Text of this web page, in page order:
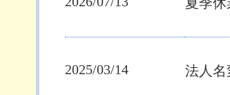
夏季休
2025/03/14 法人名